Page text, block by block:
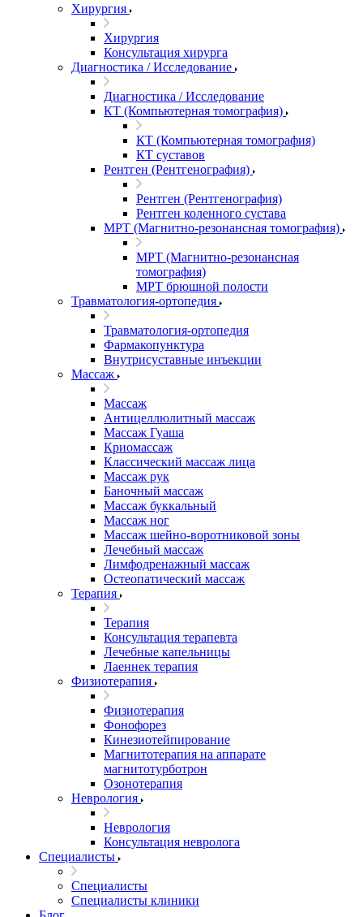
Хирургия
Хирургия
Консультация хирурга
Диагностика / Исследование
Диагностика / Исследование
КТ (Компьютерная томография)
КТ (Компьютерная томография)
КТ суставов
Рентген (Рентгенография)
Рентген (Рентгенография)
Рентген коленного сустава
МРТ (Магнитно-резонансная томография)
МРТ (Магнитно-резонансная
томография)
МРТ брюшной полости
Травматология-ортопедия
Травматология-ортопедия
Фармакопунктура
Внутрисуставные инъекции
Массаж
Массаж
Антицеллюлитный массаж
Массаж Гуаша
Криомассаж
Классический массаж лица
Массаж рук
Баночный массаж
Массаж буккальный
Массаж ног
Массаж шейно-воротниковой зоны
Лечебный массаж
Лимфодренажный массаж
Остеопатический массаж
Терапия
Терапия
Консультация терапевта
Лечебные капельницы
Лаеннек терапия
Физиотерапия
Физиотерапия
Фонофорез
Кинезиотейпирование
Магнитотерапия на аппарате
магнитотурботрон
Озонотерапия
Неврология
Неврология
Консультация невролога
Специалисты
Специалисты
Специалисты клиники